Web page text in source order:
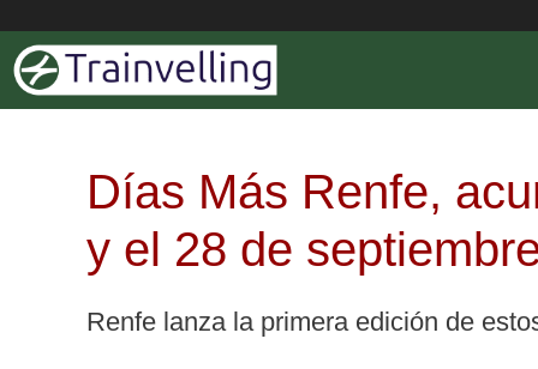
contenido
Días Más Renfe,
y el 28 de
Renfe lanza la primera edición de